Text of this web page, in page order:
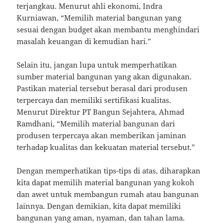
terjangkau. Menurut ahli ekonomi, Indra
Kurniawan, “Memilih material bangunan yang
sesuai dengan budget akan membantu menghindari
masalah keuangan di kemudian hari.”
Selain itu, jangan lupa untuk memperhatikan
sumber material bangunan yang akan digunakan.
Pastikan material tersebut berasal dari produsen
terpercaya dan memiliki sertifikasi kualitas.
Menurut Direktur PT Bangun Sejahtera, Ahmad
Ramdhani, “Memilih material bangunan dari
produsen terpercaya akan memberikan jaminan
terhadap kualitas dan kekuatan material tersebut.”
Dengan memperhatikan tips-tips di atas, diharapkan
kita dapat memilih material bangunan yang kokoh
dan awet untuk membangun rumah atau bangunan
lainnya. Dengan demikian, kita dapat memiliki
bangunan yang aman, nyaman, dan tahan lama.